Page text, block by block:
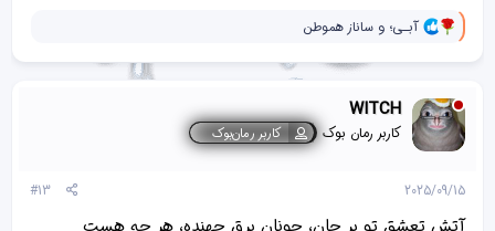
و
ک
ش‌
ه
ا
[
پ
س
ن
آبـی؛ و ساناز هموطن
WITCH
کاربر رمان بوک کاربر رمان‌بوک
2025/09/15
#13